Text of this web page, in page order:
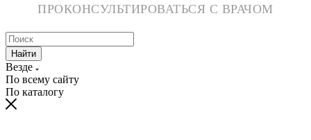
ПРОКОНСУЛЬТИРОВАТЬСЯ С ВРАЧОМ
Найти
Везде
По всему сайту
По каталогу